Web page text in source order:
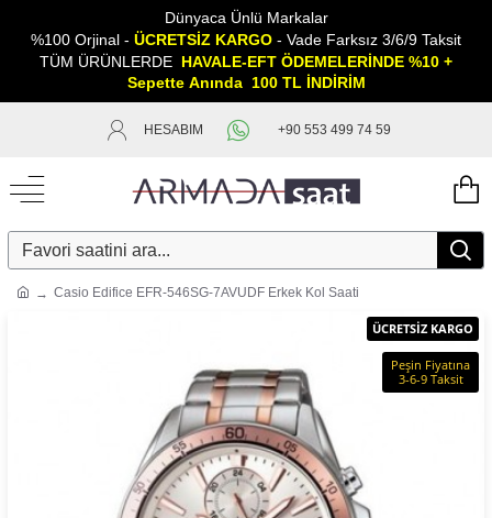
Dünyaca Ünlü Markalar
%100 Orjinal - ÜCRETSİZ KARGO - Vade Farksız 3/6/9 Taksit
TÜM ÜRÜNLERDE HAVALE-EFT ÖDEMELERİNDE %10 +
Sepette Anında 100 TL İNDİRİM
HESABIM +90 553 499 74 59
Casio Edifice EFR-546SG-7AVUDF Erkek Kol Saati
ÜCRETSİZ KARGO
Peşin Fiyatına
3-6-9 Taksit